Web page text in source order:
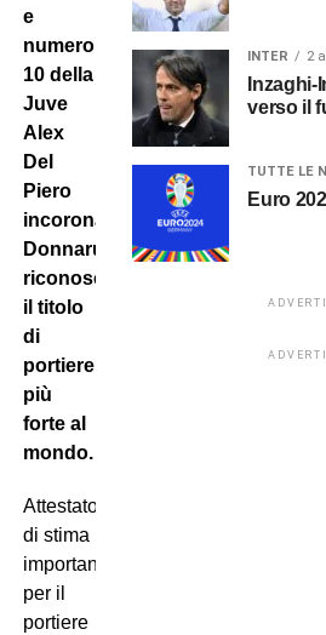
e
numero
10 della
Juve
Alex
Del
Piero
incorona
Donnarumma
riconoscendogli
il titolo
di
portiere
più
forte al
mondo.
Attestato
di stima
importante
per il
portiere
INTER 2
Inzaghi-
verso il
TUTTE LE
Euro